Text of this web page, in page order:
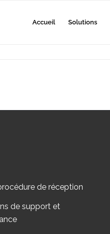
Accueil Solutions
de réception
de support et